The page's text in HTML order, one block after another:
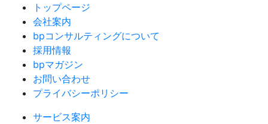
トップページ
会社案内
bpコンサルティングについて
採用情報
bpマガジン
お問い合わせ
プライバシーポリシー
サービス案内